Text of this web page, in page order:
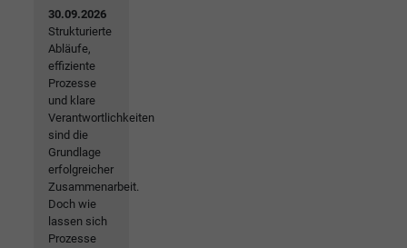
30.09.2026
Strukturierte
Abläufe,
effiziente
Prozesse
und klare
Verantwortlichkeiten
sind die
Grundlage
erfolgreicher
Zusammenarbeit.
Doch wie
lassen sich
Prozesse